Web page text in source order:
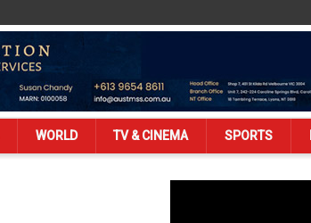
WORLD TV & CINEMA SPORTS